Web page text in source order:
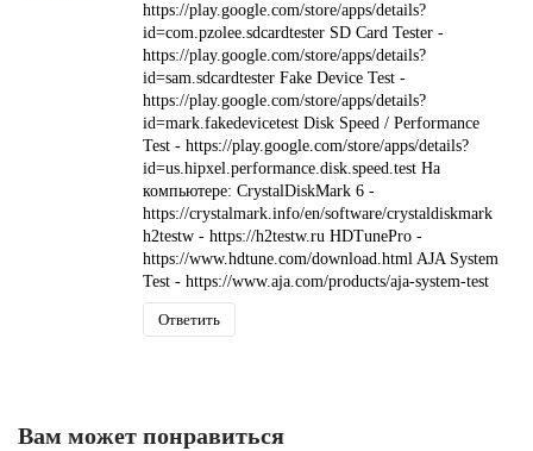
https://play.google.com/store/apps/details?
id=com.pzolee.sdcardtester SD Card Tester -
https://play.google.com/store/apps/details?
id=sam.sdcardtester Fake Device Test -
https://play.google.com/store/apps/details?
id=mark.fakedevicetest Disk Speed / Performance
Test - https://play.google.com/store/apps/details?
id=us.hipxel.performance.disk.speed.test На
компьютере: CrystalDiskMark 6 -
https://crystalmark.info/en/software/crystaldiskmark
h2testw - https://h2testw.ru HDTunePro -
https://www.hdtune.com/download.html AJA System
Test - https://www.aja.com/products/aja-system-test
Ответить
Вам может понравиться